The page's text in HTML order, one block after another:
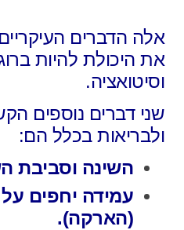
אלה הדברים
את היכולת להיות
וסיטואציה.
שני דברים נוספים
ולבריאות בכלל הם:
השינה וסביבת
עמידה יחפים
(הארקה).